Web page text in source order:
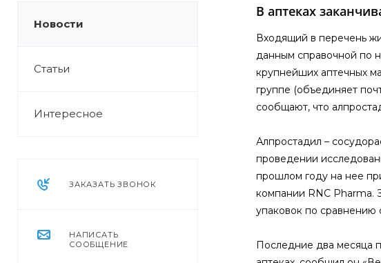
Новости
Статьи
Интересное
ЗАКАЗАТЬ ЗВОНОК
НАПИСАТЬ
СООБЩЕНИЕ
В аптеках
Входящий в перечень
данным справочной по
крупнейших аптечных
группе (объединяет
сообщают, что
Алпростадил –
проведении
прошлом году на нее
компании RNC Pharma.
упаковок по сравнению
Последние два месяца